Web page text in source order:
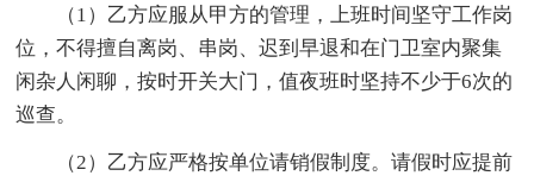
（1）乙方应服从甲方的管理，上班时间坚守工作岗
位，不得擅自离岗、串岗、迟到早退和在门卫室内聚集
闲杂人闲聊，按时开关大门，值夜班时坚持不少于6次的
巡查。
（2）乙方应严格按单位请销假制度。请假时应提前